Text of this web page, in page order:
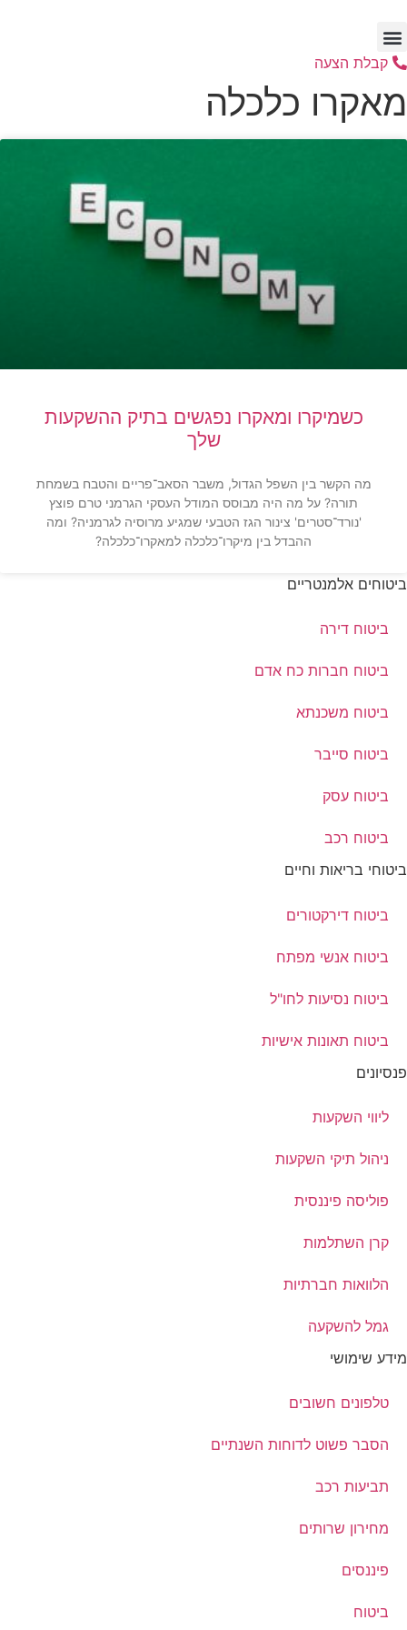
לתוכן
קבלת הצעה
מאקרו כלכלה
כשמיקרו ומאקרו נפגשים בתיק ההשקעות
שלך
מה הקשר בין השפל הגדול, משבר הסאב־פריים והטבח בשמחת
תורה? על מה היה מבוסס המודל העסקי הגרמני טרם פוצץ
'נורד־סטרים' צינור הגז הטבעי שמגיע מרוסיה לגרמניה? ומה
ההבדל בין מיקרו־כלכלה למאקרו־‏כלכלה?
ביטוחים אלמנטריים
ביטוח דירה
ביטוח חברות כח אדם
ביטוח משכנתא
ביטוח סייבר
ביטוח עסק
ביטוח רכב
ביטוחי בריאות וחיים
ביטוח דירקטורים
ביטוח אנשי מפתח
ביטוח נסיעות לחו"ל
ביטוח תאונות אישיות
פנסיונים
ליווי השקעות
ניהול תיקי השקעות
פוליסה פיננסית
קרן השתלמות
הלוואות חברתיות
גמל להשקעה
מידע שימושי
טלפונים חשובים
הסבר פשוט לדוחות השנתיים
תביעות רכב
מחירון שרותים
פיננסים
ביטוח